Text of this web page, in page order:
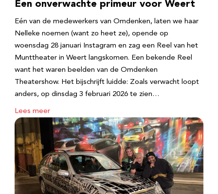
Een onverwachte primeur voor Weert
Eén van de medewerkers van Omdenken, laten we haar
Nelleke noemen (want zo heet ze), opende op
woensdag 28 januari Instagram en zag een Reel van het
Munttheater in Weert langskomen. Een bekende Reel
want het waren beelden van de Omdenken
Theatershow. Het bijschrijft luidde: Zoals verwacht loopt
anders, op dinsdag 3 februari 2026 te zien…
Lees meer